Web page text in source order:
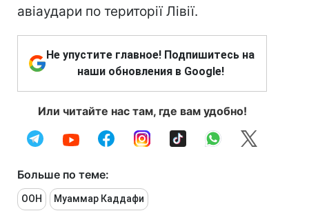
авіаудари по території Лівії.
Не упустите главное! Подпишитесь на
наши обновления в Google!
Или читайте нас там, где вам удобно!
Больше по теме:
ООН Муаммар Каддафи